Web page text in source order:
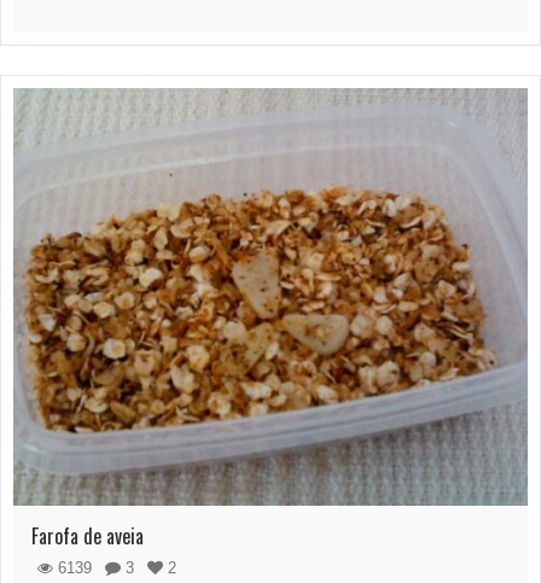
Farofa de aveia
6139 3
2